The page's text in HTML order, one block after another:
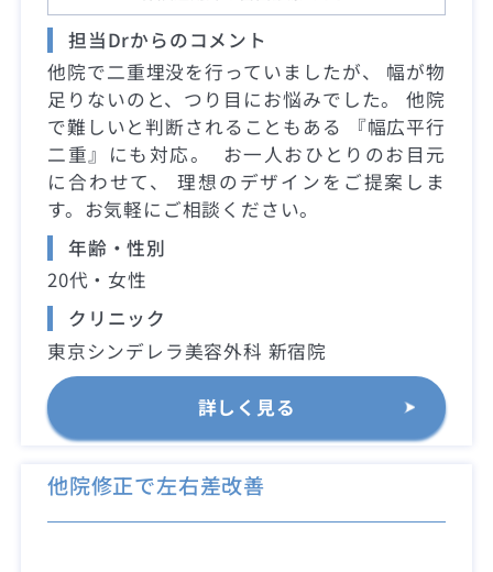
担当Drからのコメント
他院で二重埋没を行っていましたが、 幅が物
足りないのと、つり目にお悩みでした。 他院
で難しいと判断されることもある 『幅広平行
二重』にも対応。 お一人おひとりのお目元
に合わせて、 理想のデザインをご提案しま
す。お気軽にご相談ください。
年齢・性別
20代・女性
クリニック
東京シンデレラ美容外科 新宿院
詳しく見る
他院修正で左右差改善